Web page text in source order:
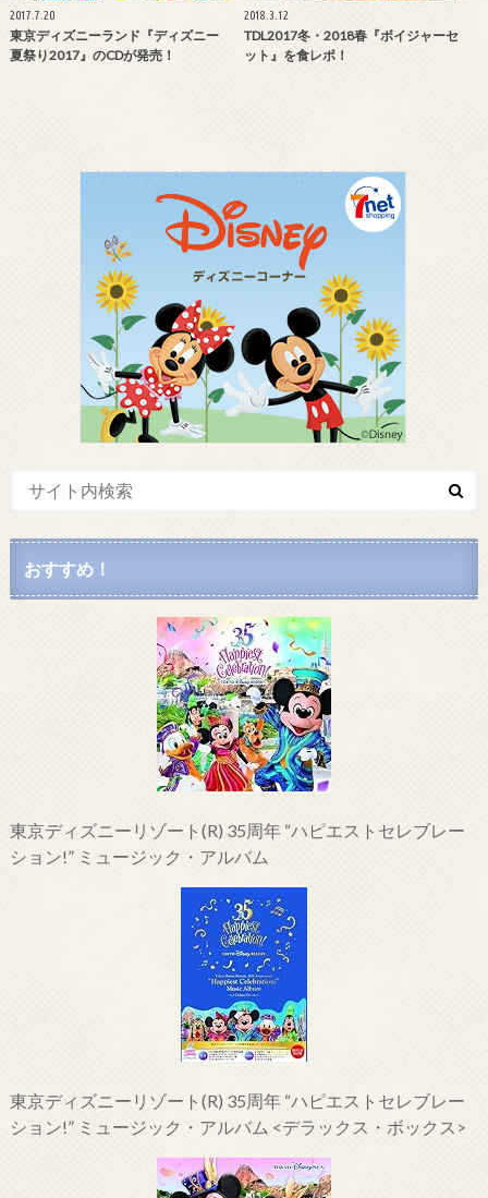
2017.7.20
東京ディズニーランド『ディズニー
夏祭り2017』のCDが発売！
2018.3.12
TDL2017冬・2018春『ボイジャーセ
ット』を食レポ！
おすすめ！
東京ディズニーリゾート(R) 35周年 “ハピエストセレブレー
ション!” ミュージック・アルバム
東京ディズニーリゾート(R) 35周年 “ハピエストセレブレー
ション!” ミュージック・アルバム <デラックス・ボックス>